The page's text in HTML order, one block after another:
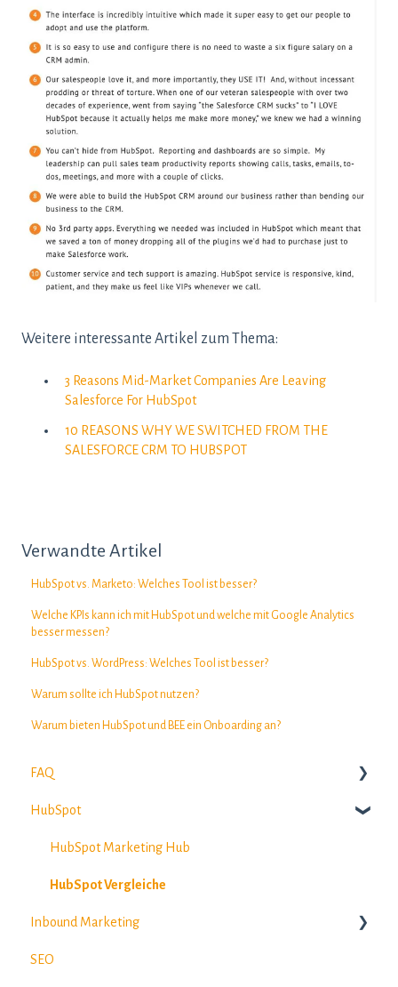
Weitere interessante Artikel zum Thema:
3 Reasons Mid-Market Companies Are Leaving
Salesforce For HubSpot
10 REASONS WHY WE SWITCHED FROM THE
SALESFORCE CRM TO HUBSPOT
Verwandte Artikel
HubSpot vs. Marketo: Welches Tool ist besser?
Welche KPIs kann ich mit HubSpot und welche mit Google Analytics
besser messen?
HubSpot vs. WordPress: Welches Tool ist besser?
Warum sollte ich HubSpot nutzen?
Warum bieten HubSpot und BEE ein Onboarding an?
FAQ
SEO
HubSpot
HubSpot Marketing Hub
HubSpot Vergleiche
Inbound Marketing
E-Mail-Marketing
SEO